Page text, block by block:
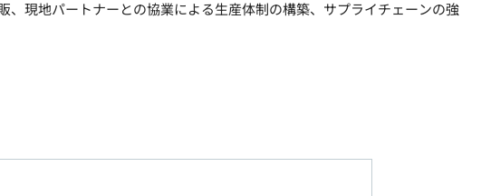
現地パートナーとの協業による生産体制の構築、サプライチェーンの強